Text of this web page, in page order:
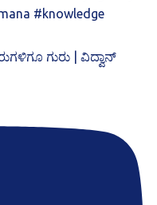
ಗುರು | ವಿದ್ವಾನ್